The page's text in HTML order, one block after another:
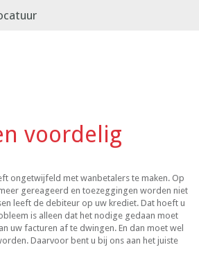
voordelig
ongetwijfeld met wanbetalers te maken. Op
gereageerd en toezeggingen worden niet
leeft de debiteur op uw krediet. Dat hoeft u
is alleen dat het nodige gedaan moet
uw facturen af te dwingen. En dan moet wel
Daarvoor bent u bij ons aan het juiste